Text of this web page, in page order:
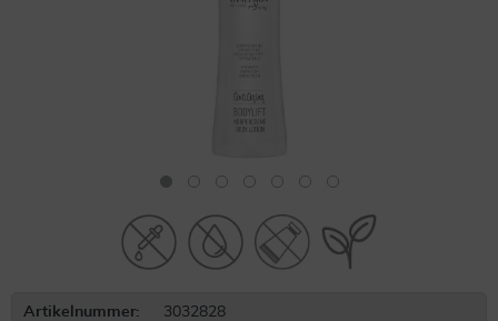
Artikelnummer:
3032828